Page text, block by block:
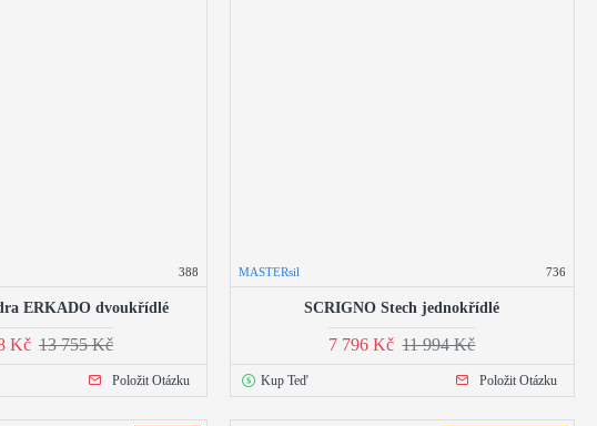
388
ERKADO dvoukřídlé
Kč 13 755 Kč
Položit Otázku
MASTERsil 736
SCRIGNO Stech jednokřídlé
7 796 Kč 11 994 Kč
Kup Teď Položit Otázku